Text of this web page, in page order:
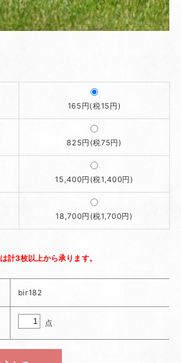
165円(税15円)
825円(税75円)
15,400円(税1,400円)
18,700円(税1,700円)
計3枚以上から承ります。
bir182
点